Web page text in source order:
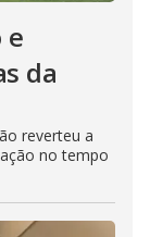
e
da
reverteu a
no tempo